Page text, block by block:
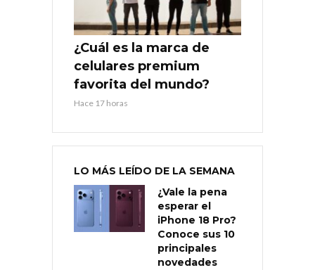
¿Cuál es la marca de
celulares premium
favorita del mundo?
Hace 17 horas
LO MÁS LEÍDO DE LA SEMANA
¿Vale la pena
esperar el
iPhone 18 Pro?
Conoce sus 10
principales
novedades